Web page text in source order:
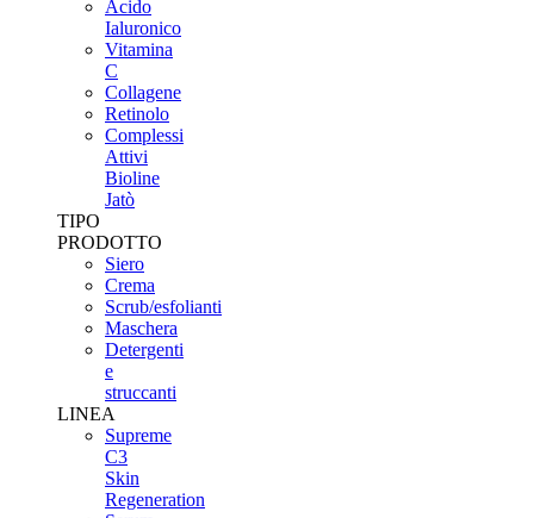
Acido
Ialuronico
Vitamina
C
Collagene
Retinolo
Complessi
Attivi
Bioline
Jatò
TIPO
PRODOTTO
Siero
Crema
Scrub/esfolianti
Maschera
Detergenti
e
struccanti
LINEA
Supreme
C3
Skin
Regeneration